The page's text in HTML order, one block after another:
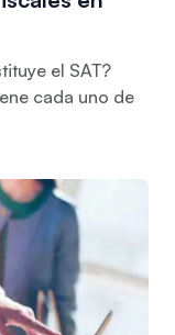
el SAT?
cada uno de